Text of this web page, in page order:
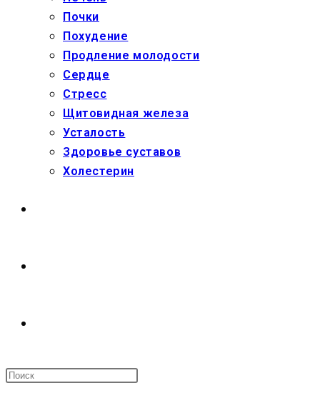
Почки
Похудение
Продление молодости
Сердце
Стресс
Щитовидная железа
Усталость
Здоровье суставов
Холестерин
ПОИСК